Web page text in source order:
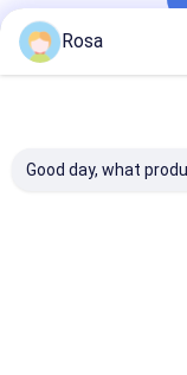
Rosa
Good day, what